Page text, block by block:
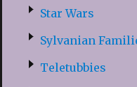
Star Wars
Sylvanian
Teletubbies